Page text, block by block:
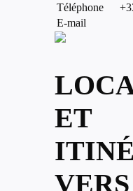
Téléphone
E-mail
ET